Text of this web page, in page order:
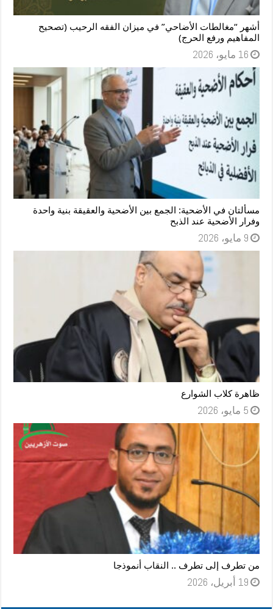
أشهر “مغالطات الأضاحي” في ميزان الفقه الرحيب (تصحيح
المفاهيم ورفع الحرج)
16 مايو، 2026
مسألتان في الأضحية: الجمع بين الأضحية والعقيقة بنية واحدة
وفرار الأضحية عند الذبح
9 مايو، 2026
ظاهرة كلاب الشوارع
5 مايو، 2026
من تطرف إلى تطرف .. النقاب أنموذجا
19 أبريل، 2026